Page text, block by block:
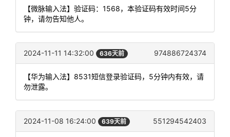
【微脉输入法】验证码：1568，本验证码有效时间5分
钟，请勿告知他人。
2024-11-11 14:32:00 636天前 974886724374
【华为输入法】8531短信登录验证码，5分钟内有效，请
勿泄露。
2024-11-08 16:24:00 639天前 551294542403